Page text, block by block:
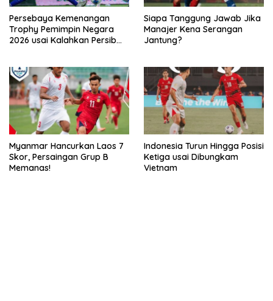
Persebaya Kemenangan
Trophy Pemimpin Negara
2026 usai Kalahkan Persib
Siapa Tanggung Jawab Jika
Manajer Kena Serangan
Jantung?
Myanmar Hancurkan Laos 7
Skor, Persaingan Grup B
Memanas!
Indonesia Turun Hingga Posisi
Ketiga usai Dibungkam
Vietnam